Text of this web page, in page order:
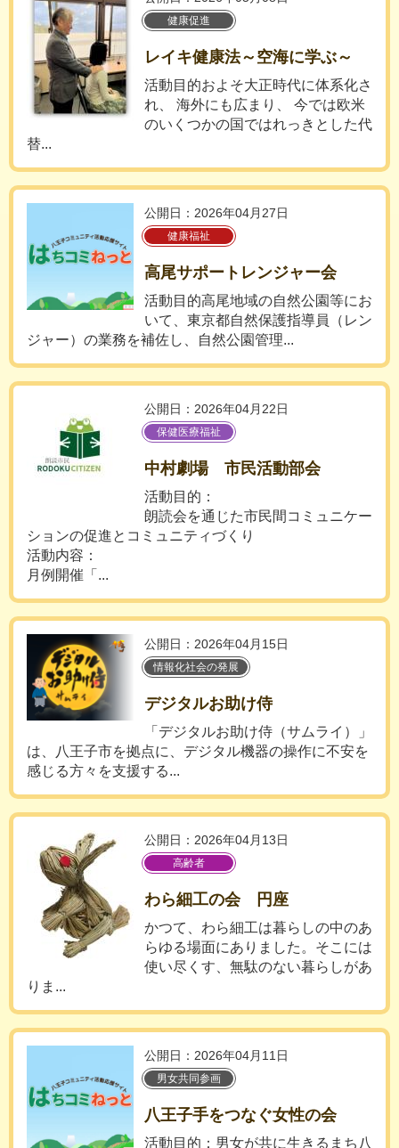
健康促進
レイキ健康法～空海に学ぶ～
活動目的およそ大正時代に体系化さ
れ、 海外にも広まり、 今では欧米
のいくつかの国ではれっきとした代
替...
公開日：2026年04月27日
健康福祉
高尾サポートレンジャー会
活動目的高尾地域の自然公園等にお
いて、東京都自然保護指導員（レン
ジャー）の業務を補佐し、自然公園管理...
公開日：2026年04月22日
保健医療福祉
中村劇場 市民活動部会
活動目的：
朗読会を通じた市民間コミュニケー
ションの促進とコミュニティづくり
活動内容：
月例開催「...
公開日：2026年04月15日
情報化社会の発展
デジタルお助け侍
「デジタルお助け侍（サムライ）」
は、八王子市を拠点に、デジタル機器の操作に不安を
感じる方々を支援する...
公開日：2026年04月13日
高齢者
わら細工の会 円座
かつて、わら細工は暮らしの中のあ
らゆる場面にありました。そこには
使い尽くす、無駄のない暮らしがあ
りま...
公開日：2026年04月11日
男女共同参画
八王子手をつなぐ女性の会
活動目的：男女が共に生きるまち八